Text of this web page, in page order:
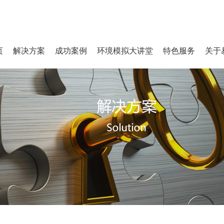
解决方案 成功案例 环境模拟大讲堂 特色服务 关于